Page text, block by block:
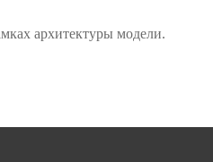
архитектуры модели.